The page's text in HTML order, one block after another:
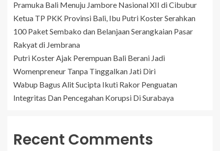
Pramuka Bali Menuju Jambore Nasional XII di Cibubur
Ketua TP PKK Provinsi Bali, Ibu Putri Koster Serahkan
100 Paket Sembako dan Belanjaan Serangkaian Pasar
Rakyat di Jembrana
Putri Koster Ajak Perempuan Bali Berani Jadi
Womenpreneur Tanpa Tinggalkan Jati Diri
Wabup Bagus Alit Sucipta Ikuti Rakor Penguatan
Integritas Dan Pencegahan Korupsi Di Surabaya
Recent Comments